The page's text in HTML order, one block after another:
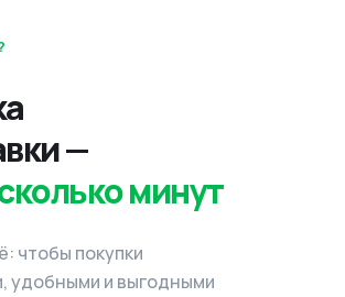
—
минут
чтобы покупки
удобными и выгодными